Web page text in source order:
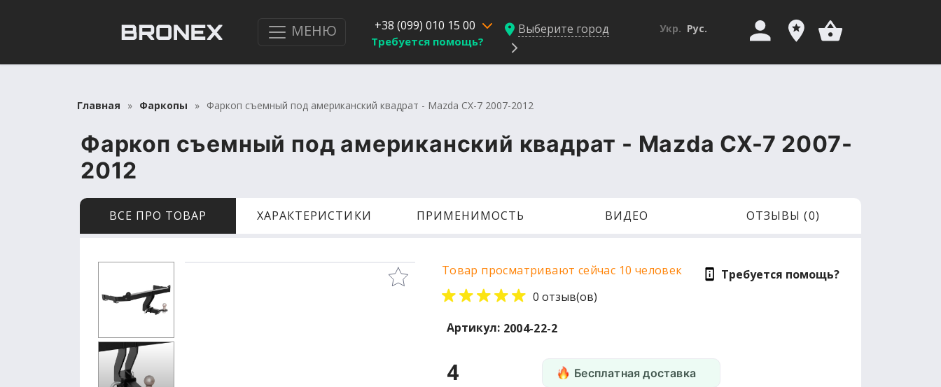
МЕНЮ +38 (099) 010 15 00
Требуется помощь?
Выберите город Укр. Рус.
Главная Фаркопы Фаркоп съемный под американский квадрат - Mazda CX-7 2007-2012
Фаркоп съемный под американский квадрат - Mazda CX-7 2007-
2012
ВСЕ ПРО ТОВАР ХАРАКТЕРИСТИКИ ПРИМЕНИМОСТЬ ВИДЕО ОТЗЫВЫ (0)
Товар просматривают сейчас 10 человек
0 отзыв(ов)
Требуется помощь?
Артикул: 2004-22-2
4
Бесплатная доставка